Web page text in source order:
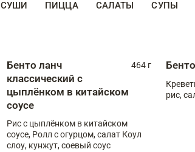
СУШИ ПИЦЦА САЛАТЫ СУПЫ
Бенто ланч
классический с
цыплёнком в китайском
соусе
464 г
Рис с цыплёнком в китайском
соусе, Ролл с огурцом, салат Коул
слоу, кунжут, соевый соус
рис,